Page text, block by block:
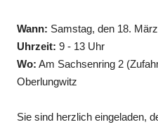
Wann: Samstag, den 18.
Uhrzeit: 9 - 13 Uhr
Wo: Am Sachsenring 2
Oberlungwitz
Sie sind herzlich eingeladen,